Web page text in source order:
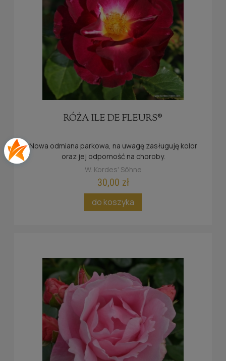
RÓŻA ILE DE FLEURS®
Nowa odmiana parkowa, na uwagę zasługuję kolor
oraz jej odporność na choroby.
W. Kordes' Söhne
30,00 zł
do koszyka